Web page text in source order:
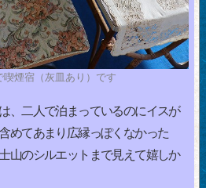
煙宿（灰皿あり）です
、二人で泊まっているのにイスが
めてあまり広縁っぽくなかった
山のシルエットまで見えて嬉しか